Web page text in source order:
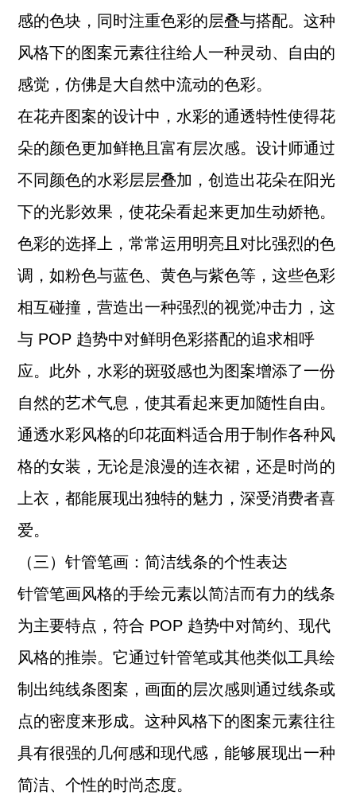
感的色块，同时注重色彩的层叠与搭配。这种
风格下的图案元素往往给人一种灵动、自由的
感觉，仿佛是大自然中流动的色彩。
在花卉图案的设计中，水彩的通透特性使得花
朵的颜色更加鲜艳且富有层次感。设计师通过
不同颜色的水彩层层叠加，创造出花朵在阳光
下的光影效果，使花朵看起来更加生动娇艳。
色彩的选择上，常常运用明亮且对比强烈的色
调，如粉色与蓝色、黄色与紫色等，这些色彩
相互碰撞，营造出一种强烈的视觉冲击力，这
与 POP 趋势中对鲜明色彩搭配的追求相呼
应。此外，水彩的斑驳感也为图案增添了一份
自然的艺术气息，使其看起来更加随性自由。
通透水彩风格的印花面料适合用于制作各种风
格的女装，无论是浪漫的连衣裙，还是时尚的
上衣，都能展现出独特的魅力，深受消费者喜
爱。
（三）针管笔画：简洁线条的个性表达
针管笔画风格的手绘元素以简洁而有力的线条
为主要特点，符合 POP 趋势中对简约、现代
风格的推崇。它通过针管笔或其他类似工具绘
制出纯线条图案，画面的层次感则通过线条或
点的密度来形成。这种风格下的图案元素往往
具有很强的几何感和现代感，能够展现出一种
简洁、个性的时尚态度。